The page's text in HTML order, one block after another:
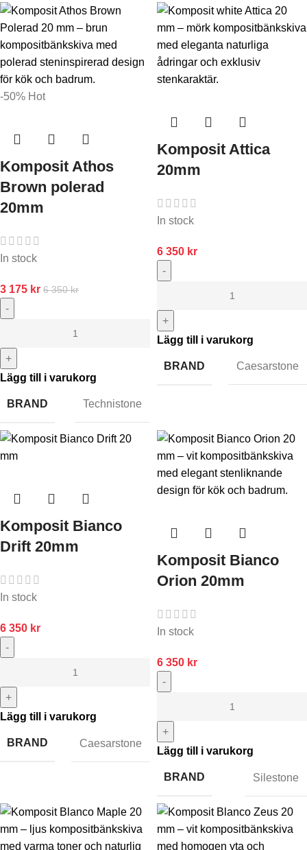
-50% Hot
Komposit Athos
Brown polerad
20mm
In stock
3 175 kr 6 350kr
-
+
Lägg till i varukorg
BRAND Technistone
Komposit Attica
20mm
In stock
6 350 kr
-
+
Lägg till i varukorg
BRAND Caesarstone
Komposit Bianco
Drift 20mm
In stock
6 350 kr
-
+
Lägg till i varukorg
BRAND Caesarstone
Komposit Bianco
Orion 20mm
In stock
6 350 kr
-
+
Lägg till i varukorg
BRAND Silestone